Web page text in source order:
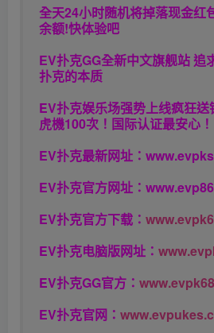
全天24小时随机将掉落现金红
余额!快体验吧
EV扑克GG全新中文旗舰站追
扑克的本质
EV扑克娱乐场强势上线疯狂
虎機100次！国际认证最安心！
EV扑克最新网址：
EV扑克官方网址：
EV扑克官方下载：
EV扑克电脑版网址：
EV扑克GG官方：
EV扑克官网：